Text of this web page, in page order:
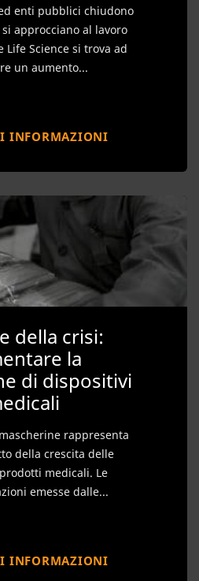
enti pubblici chiudono
approcciano al lavoro
Science si trova ad
un aumento...
INFORMAZIONI
della crisi:
la
di dispositivi
rappresenta
della crescita delle
medicali. Le
emesse dalle...
INFORMAZIONI